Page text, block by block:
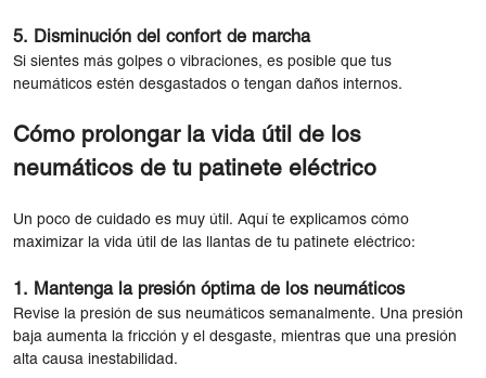
5. Disminución del confort de marcha
Si sientes más golpes o vibraciones, es posible que tus
neumáticos estén desgastados o tengan daños internos.
Cómo prolongar la vida útil de los
neumáticos de tu patinete eléctrico
Un poco de cuidado es muy útil. Aquí te explicamos cómo
maximizar la vida útil de las llantas de tu patinete eléctrico:
1. Mantenga la presión óptima de los neumáticos
Revise la presión de sus neumáticos semanalmente. Una presión
baja aumenta la fricción y el desgaste, mientras que una presión
alta causa inestabilidad.